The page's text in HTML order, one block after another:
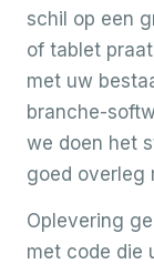
schil op een
of tablet
met uw
branche-
we doen het
goed overleg
Oplevering
met code die